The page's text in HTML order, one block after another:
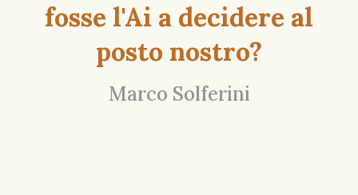
fosse l'Ai a decidere al
posto nostro?
Marco Solferini